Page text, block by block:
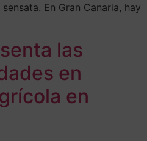
En Gran Canaria, hay
las
en
en